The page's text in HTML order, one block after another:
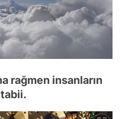
rağmen insanların
tabii.